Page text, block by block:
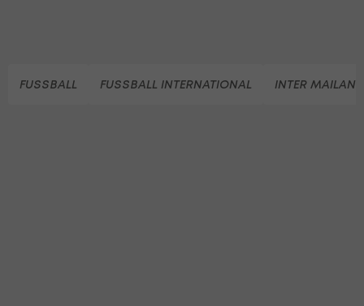
FUSSBALL FUSSBALL INTERNATIONAL INTER MAILAND